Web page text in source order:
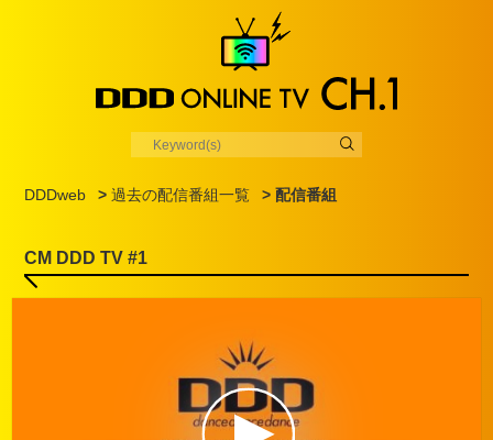
DDDweb >過去の配信番組一覧 > 配信番組
CM DDD TV #1